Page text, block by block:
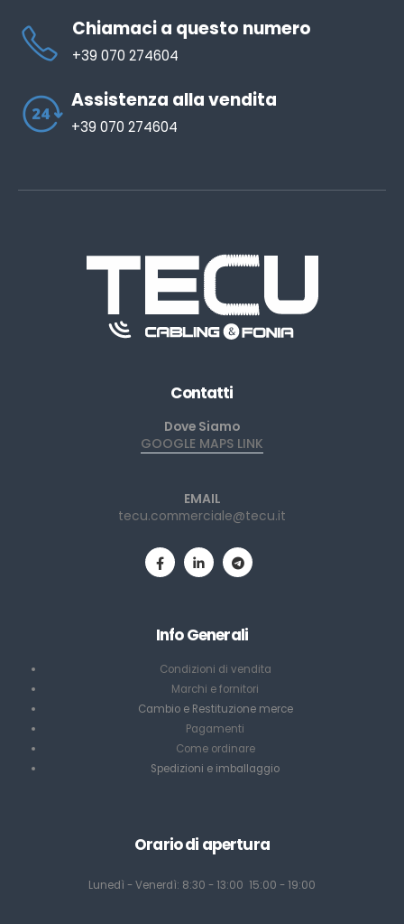
Chiamaci a questo numero
+39 070 274604
Assistenza alla vendita
+39 070 274604
Contatti
Dove Siamo
GOOGLE MAPS LINK
EMAIL
tecu.commerciale@tecu.it
Info Generali
Condizioni di vendita
Marchi e fornitori
Cambio e Restituzione merce
Pagamenti
Come ordinare
Spedizioni e imballaggio
Orario di apertura
Lunedì - Venerdì: 8:30 - 13:00 15:00 - 19:00